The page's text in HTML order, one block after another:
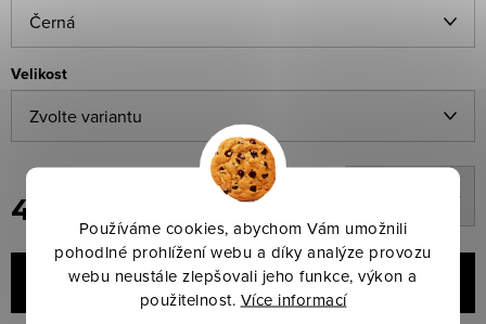
Používáme cookies, abychom Vám umožnili
pohodlné prohlížení webu a díky analýze provozu
webu neustále zlepšovali jeho funkce, výkon a
použitelnost. Více informací
Velikost
4 398,93 Kč
cena:
VLOŽIT DO KOŠÍKU